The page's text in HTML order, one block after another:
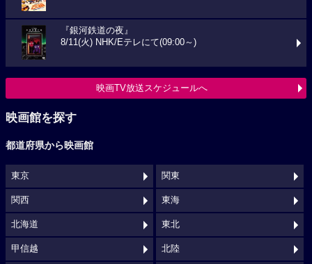
『銀河鉄道の夜』
8/11(火) NHK/Eテレにて(09:00～)
映画TV放送スケジュールへ
映画館を探す
都道府県から映画館
東京 関東
関西 東海
北海道 東北
甲信越 北陸